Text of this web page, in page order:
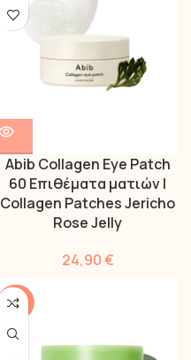
Abib Collagen Eye Patch
60 Επιθέματα ματιών |
Collagen Patches Jericho
Rose Jelly
24,90€
-40%